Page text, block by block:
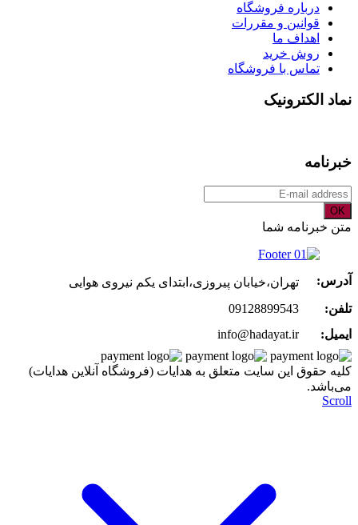
درباره فروشگاه
قوانین و مقررات
اهداف ما
روش خرید
تماس با فروشگاه
نماد الکترونیک
خبرنامه
OK
متن خبرنامه شما
آدرس:
تهران،خیابان پیروزی،ابتدای یکم نیروی هوایی
تلفن:
09128899543
ایمیل:
info@hadayat.ir
کليه حقوق اين سايت متعلق به هدایات (فروشگاه آنلاین هدایات)
می‌باشد.
Scroll